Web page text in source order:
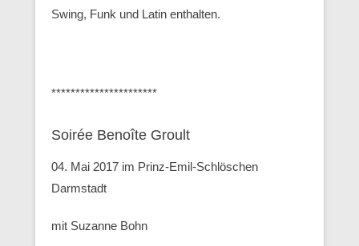
Swing, Funk und Latin enthalten.
**********************
Soirée Benoîte Groult
04. Mai 2017 im Prinz-Emil-Schlöschen
Darmstadt
mit Suzanne Bohn